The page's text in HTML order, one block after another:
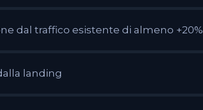
dal traffico esistente di almeno +20%
landing